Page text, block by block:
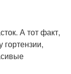
А тот факт,
гортензии,